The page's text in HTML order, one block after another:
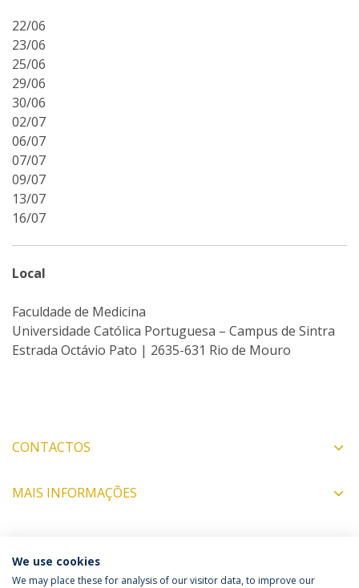
22/06
23/06
25/06
29/06
30/06
02/07
06/07
07/07
09/07
13/07
16/07
Local
Faculdade de Medicina
Universidade Católica Portuguesa – Campus de Sintra
Estrada Octávio Pato | 2635-631 Rio de Mouro
CONTACTOS
MAIS INFORMAÇÕES
COORDENADORES
We use cookies
We may place these for analysis of our visitor data, to improve our